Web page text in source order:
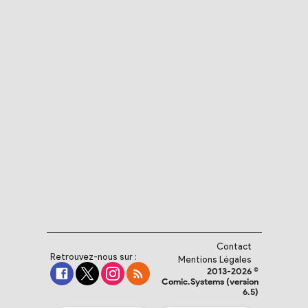
Retrouvez-nous sur :
Contact
Mentions Légales
2013-2026 ©
Comic.Systems (version
6.5)